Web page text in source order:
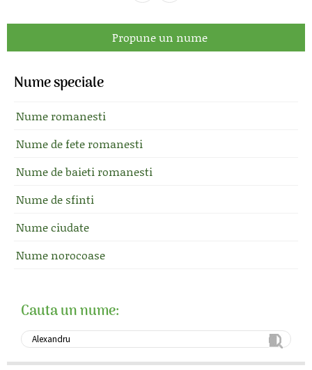
Propune un nume
Nume speciale
Nume romanesti
Nume de fete romanesti
Nume de baieti romanesti
Nume de sfinti
Nume ciudate
Nume norocoase
Cauta un nume: